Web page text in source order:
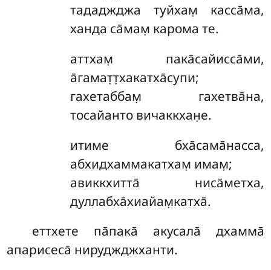
тададжджа туйхам̣ касса̄ма,
ханда са̄мам̣ карома те.
аттхам̣ пака̄сайисса̄ми,
а̄гамат̣т̣хакатха̄супи;
гахетаббам̣ гахетва̄на,
тосайанто вичаккхан̣е.
итиме бха̄сама̄насса,
абхидхаммакатхам̣ имам̣;
авиккхитта̄ ниса̄метха,
дуллабха̄хиайам̣катха̄.
еттхете па̄пака̄ акусала̄ дхамма̄
апарисеса̄ нируджджханти.